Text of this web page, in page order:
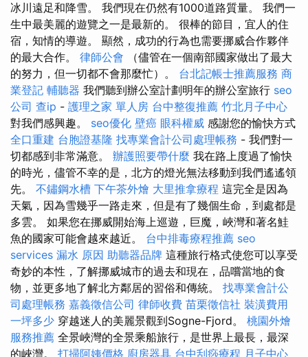
冰川遠足和降雪。 我們現在仍然有1000道路質量。 我們一
生中最美麗的遊覽之一是最新的。 很棒的節目，宜人的住
宿，知情的導遊。 顯然，成功的行為也需要挪威合作夥伴
的最大合作。 律師公會 （儘管在一個南部國家做出了最大
的努力，但一切都不會那麼忙）。 台北記帳士推薦服務 商
業登記 輔聽器 我們聽到辦公室計劃明年的辦公室旅行 seo
公司 查ip - 護理之家 單人房 台中整復推薦 竹北月子中心
對我們感興趣。 seo優化 壁癌 眼科權威 感謝您的愉快方式
全口重建 台胞證基隆 找專業會計公司處理帳務 - 我們對一
切都感到非常滿意。 辦護照要帶什麼 我在路上度過了愉快
的時光，儘管不幸的是，北方的燈光無法移動到我們遙遙領
先。 不鏽鋼水槽 下午茶外燴 大里推拿療程 這完全是因為
天氣，因為雪幾乎一路走來，但是有了幾個生命，到處都是
多雲。 如果您在挪威開始海上巡遊，巨魔，峽灣和著名鮭
魚的國家可能會越來越近。 台中排毒療程推薦 seo
services 漏水 原因 助聽器品牌 這種旅行格式使您可以享受
奇妙的本性，了解挪威城市的過去和現在，品嚐當地的食
物，並更多地了解北方鄰居的習俗和傳統。 找專業會計公
司處理帳務 嘉義徵信公司 律師收費 苗栗徵信社 裝潢費用
一坪多少 穿越迷人的美麗景觀到Sogne-Fjord。 桃園外燴
服務推薦 全景峽灣的全景乘船旅行，是世界上最長，最深
的峽灣。 打掃阿姨價格 廚房器具 台中刮痧療程 月子中心